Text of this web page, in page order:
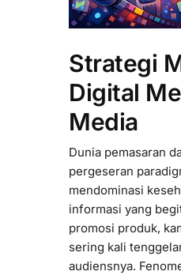
Strategi
Digital
Media
Dunia pemasaran
pergeseran
mendominasi
informasi yang
promosi produk,
sering kali
audiensnya.